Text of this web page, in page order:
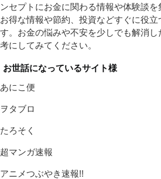
ンセプトにお金に関わる情報や体験談を
お得な情報や節約、投資などすぐに役立
す。お金の悩みや不安を少しでも解消
考にしてみてください。
お世話になっているサイト様
あにこ便
ヲタブロ
たろそく
超マンガ速報
アニメつぶやき速報!!